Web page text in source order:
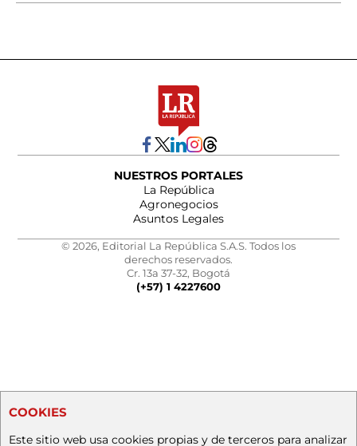
NUESTROS PORTALES
La República
Agronegocios
Asuntos Legales
© 2026, Editorial La República S.A.S. Todos los
derechos reservados.
Cr. 13a 37-32, Bogotá
(+57) 1 4227600
COOKIES
Este sitio web usa cookies propias y de terceros para analizar